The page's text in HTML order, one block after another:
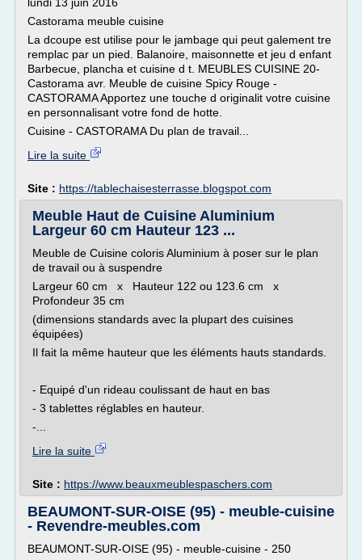
Castorama meuble cuisine
La dcoupe est utilise pour le jambage qui peut galement tre
remplac par un pied. Balanoire, maisonnette et jeu d enfant
Barbecue, plancha et cuisine d t. MEUBLES CUISINE 20-
Castorama avr. Meuble de cuisine Spicy Rouge -
CASTORAMA Apportez une touche d originalit votre cuisine
en personnalisant votre fond de hotte.
Cuisine - CASTORAMA Du plan de travail...
Lire la suite
Site : https://tablechaisesterrasse.blogspot.com
Meuble Haut de Cuisine Aluminium
Largeur 60 cm Hauteur 123 ...
Meuble de Cuisine coloris Aluminium à poser sur le plan
de travail ou à suspendre
Largeur 60 cm x Hauteur 122 ou 123.6 cm x
Profondeur 35 cm
(dimensions standards avec la plupart des cuisines
équipées)
Il fait la même hauteur que les éléments hauts standards.
- Equipé d'un rideau coulissant de haut en bas
- 3 tablettes réglables en hauteur.
-...
Lire la suite
Site : https://www.beauxmeublespaschers.com
BEAUMONT-SUR-OISE (95) - meuble-cuisine
- Revendre-meubles.com
BEAUMONT-SUR-OISE (95) - meuble-cuisine - 250